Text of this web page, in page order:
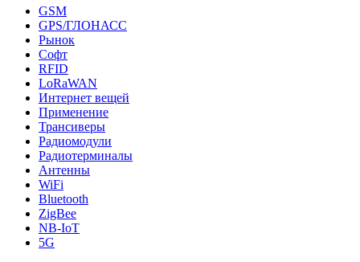
GSM
GPS/ГЛОНАСС
Рынок
Софт
RFID
LoRaWAN
Интернет вещей
Применение
Трансиверы
Радиомодули
Радиотерминалы
Антенны
WiFi
Bluetooth
ZigBee
NB-IoT
5G